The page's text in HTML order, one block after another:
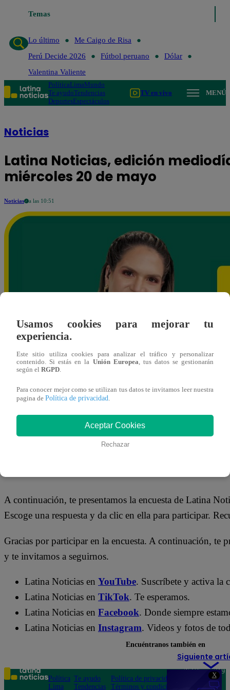
X
Temas
Lo último
Me Caigo de Risa
Perú Decide 2026
Fútbol peruano
Dólar
Valentina Valiente
PolíticaLimaMundo
Te ayudoTendencias
DeportesEspectáculos
TV en vivo MENÚ
Noticias
Latina Noticias, edición
miércoles 20 de mayo
Noticias a las 10:51
A continuación, te presentamos la encuesta de Latina
Escoge una respuesta y da clic en ella para participar.
Gracias por participar en la encuesta. A continuación, te
y te invitamos a seguirnos.
Latina Noticias en YouTube. Suscríbete y activa la
Latina Noticias en TikTok. Te esperamos.
Latina Noticias en Facebook. Donde siempre
Latina Noticias en Instagram. Videos y fotos de
Siguiente
Usamos cookies para mejorar tu
experiencia.
Este sitio utiliza cookies para analizar el tráfico y personalizar
contenido. Si estás en la Unión Europea , tus datos se gestionarán
según el RGPD
Para conocer mejor como se utilizan tus datos te invitamos leer nuestra
pagina de Política de privacidad
Aceptar Cookies
Rechazar
Encuéntranos también en
Política
Lima
Te ayudo
Tendencias
Política de privacidad
Términos y condiciones
Teléfono: 219
Av. San